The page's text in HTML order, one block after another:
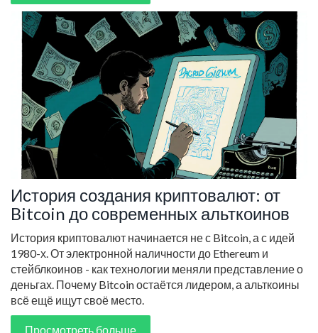
История создания криптовалют: от
Bitcoin до современных альткоинов
История криптовалют начинается не с Bitcoin, а с идей
1980-х. От электронной наличности до Ethereum и
стейблкоинов - как технологии меняли представление о
деньгах. Почему Bitcoin остаётся лидером, а альткоины
всё ещё ищут своё место.
Просмотреть больше